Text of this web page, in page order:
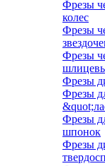
Фрезы
колес
Фрезы
Фрезы
Фрезы
Фрезы
Фрезы
шпонок
Фрезы